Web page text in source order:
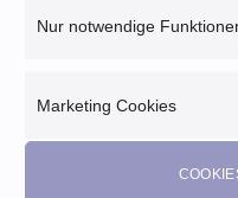
Nur notwendige
Marketing Cookies
Lagernde Artikel
Melde dich für